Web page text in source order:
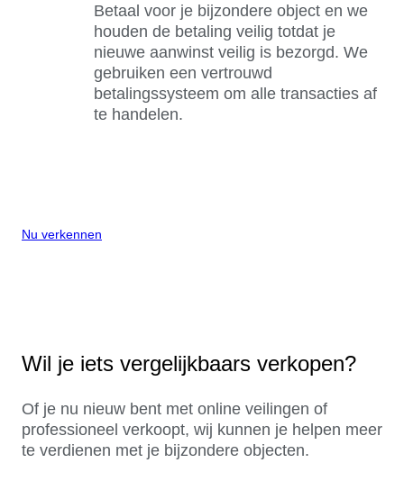
Betaal voor je bijzondere object en we
houden de betaling veilig totdat je
nieuwe aanwinst veilig is bezorgd. We
gebruiken een vertrouwd
betalingssysteem om alle transacties af
te handelen.
Nu verkennen
Wil je iets vergelijkbaars verkopen?
Of je nu nieuw bent met online veilingen of
professioneel verkoopt, wij kunnen je helpen meer
te verdienen met je bijzondere objecten.